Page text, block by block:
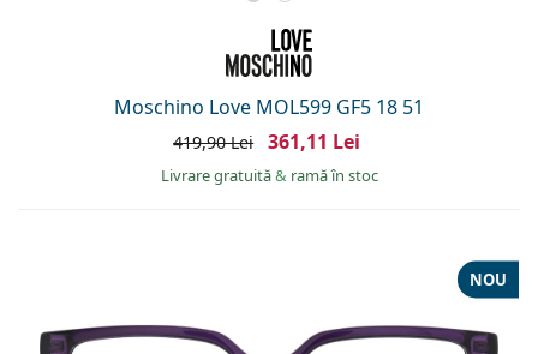
Moschino Love MOL599 GF5 18 51
419,90 Lei 361,11 Lei
Livrare gratuită& ramă în stoc
NOU